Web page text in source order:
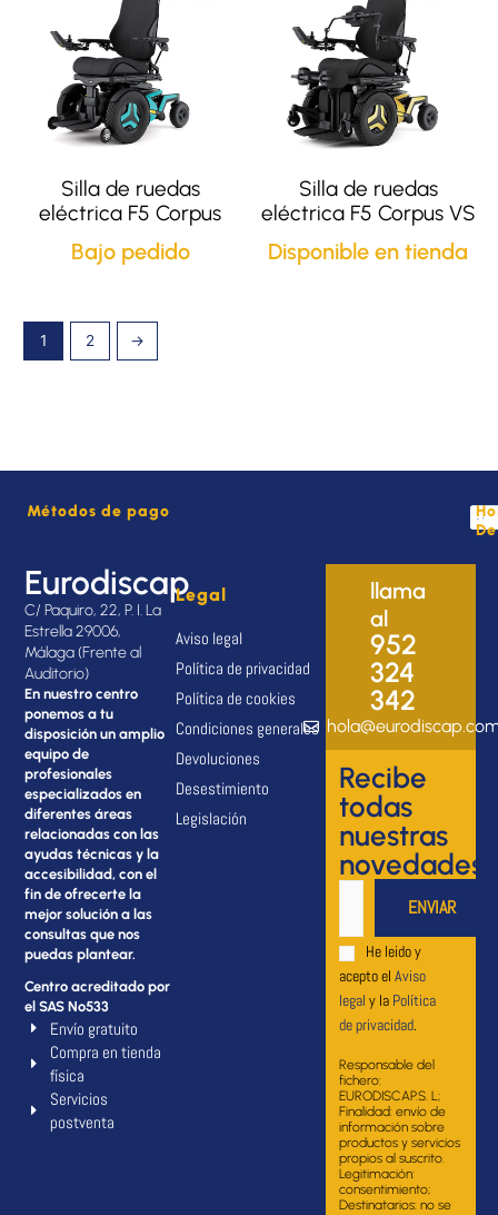
Silla de ruedas
eléctrica F5 Corpus
Bajo pedido
Silla de ruedas
eléctrica F5 Corpus VS
Disponible en tienda
1 2 →
Métodos de pago
Eurodiscap
C/ Paquiro, 22, P. I. La
Estrella 29006,
Málaga (Frente al
Auditorio)
En nuestro centro
ponemos a tu
disposición un amplio
equipo de
profesionales
especializados en
diferentes áreas
relacionadas con las
ayudas técnicas y la
accesibilidad, con el
fin de ofrecerte la
mejor solución a las
consultas que nos
puedas plantear.
Centro acreditado por
el SAS Nº533
Envío gratuito
Compra en tienda
física
Servicios
postventa
Legal
Aviso legal
Política de privacidad
Política de cookies
Condiciones generales
Devoluciones
Desestimiento
Legislación
llama
al
952
324
342
Recibe
todas
nuestras
novedades
He leido y
acepto el Aviso
legal y la Política
de privacidad.
Responsable del
fichero:
EURODISCAP.S. L;
Finalidad: envío de
información sobre
productos y servicios
propios al suscrito.
Legitimación:
consentimiento;
Destinatarios: no se